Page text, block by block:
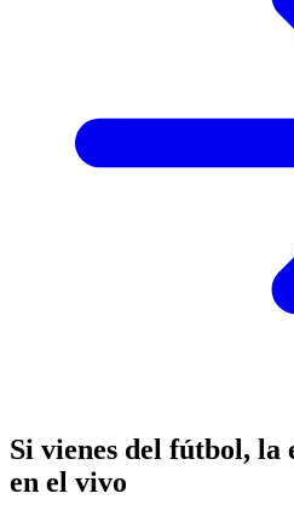
Si vienes del fútbol, la
en el vivo